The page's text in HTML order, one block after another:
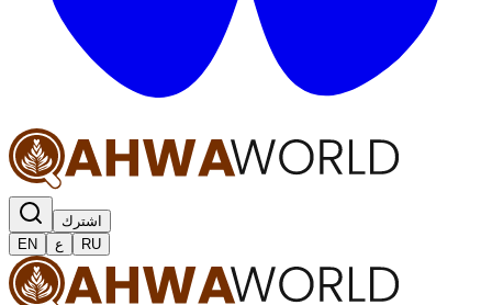
اشترك
EN
ع RU